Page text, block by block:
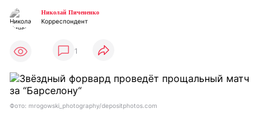
Николай Пичененко
Корреспондент
1
Фото: mrogowski_photography/depositphotos.com